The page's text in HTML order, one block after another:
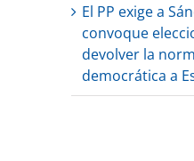
El PP exige a
convoque
devolver la
democrática a